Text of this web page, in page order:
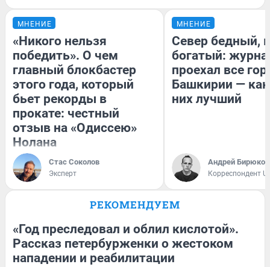
МНЕНИЕ
«Никого нельзя
победить». О чем
главный блокбастер
этого года, который
бьет рекорды в
прокате: честный
отзыв на «Одиссею»
Нолана
Стас Соколов
Эксперт
МНЕНИЕ
Север бедный,
богатый:
проехал все
Башкирии —
них лучший
Андрей Бирюков
Корреспондент
РЕКОМЕНДУЕМ
«Год преследовал и облил кислотой».
Рассказ петербурженки о жестоком
нападении и реабилитации